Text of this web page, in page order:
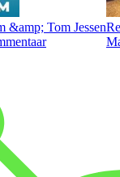
&amp; Tom Jessen